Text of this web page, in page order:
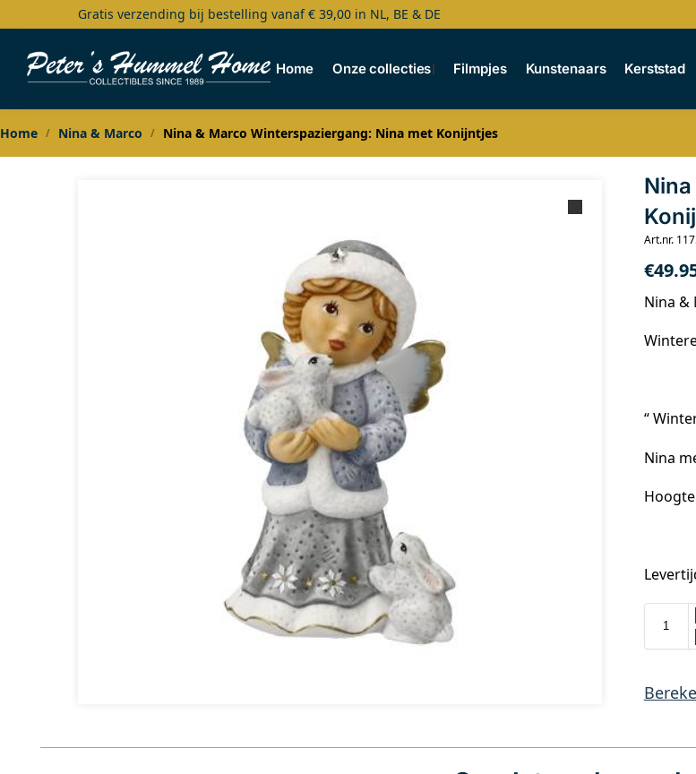
Gratis verzending bij bestelling vanaf € 39,00 in NL, BE & DE
Home Onze collecties Filmpjes Kunstenaars Kerststad
Search
Home / Nina & Marco / Nina & Marco Winterspaziergang: Nina met Konijntjes
Art.nr.
€
Nina &
“
Nina